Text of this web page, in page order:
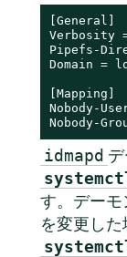
[General]
Verbosity
Pipefs-
Domain =
[Mapping]
Nobody-
Nobody-
idmapd
す。デー
を変更した